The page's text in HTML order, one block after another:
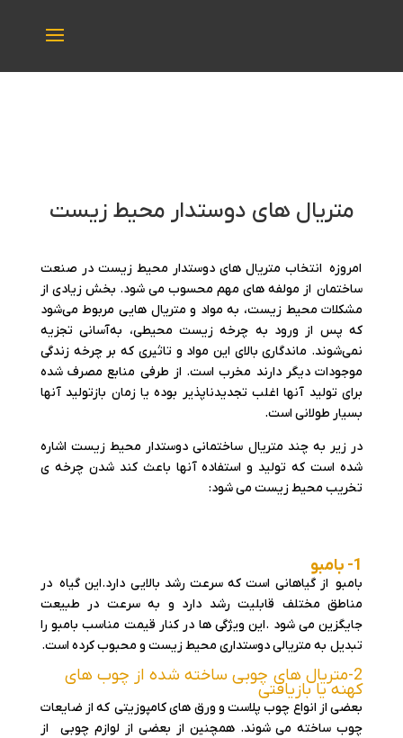
متریال های دوستدار محیط زیست
امروزه انتخاب متریال های دوستدار محیط زیست در صنعت
ساختمان از مولفه های مهم محسوب می شود. بخش زیادی از
مشکلات محیط زیست، به مواد و متریال هایی مربوط می‌شود
که پس از ورود به چرخه زیست محیطی، به‌آسانی تجزیه
نمی‌شوند. ماندگاری بالای این مواد و تاثیری که بر چرخه زندگی
موجودات دیگر دارند مخرب است. از طرفی منابع مصرف شده
برای تولید آنها اغلب تجدیدناپذیر بوده یا زمان بازتولید آنها
بسیار طولانی است.
در زیر به چند متریال ساختمانی دوستدار محیط زیست اشاره
شده است که تولید و استفاده آنها باعث کند شدن چرخه ی
تخریب محیط زیست می شود:
1- بامبو
بامبو از گیاهانی است که سرعت رشد بالایی دارد.این گیاه در
مناطق مختلف قابلیت رشد دارد و به سرعت در طبیعت
جایگزین می شود .این ویژگی ها در کنار قیمت مناسب بامبو را
تبدیل به متریالی دوستداری محیط زیست و محبوب کرده است.
2-متریال های چوبی ساخته شده از چوب های
کهنه یا بازیافتی
بعضی از انواع چوب پلاست و ورق های کامپوزیتی که از ضایعات
چوب ساخته می شوند. همچنین از بعضی از لوازم چوبی از